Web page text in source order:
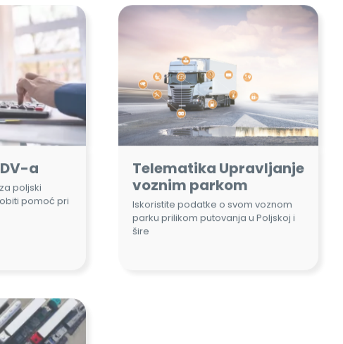
a
poljski
pomoć pri
Telematika Upravljanje
voznim parkom
parku prilikom putovanja u Poljskoj i
u Poljskoj za